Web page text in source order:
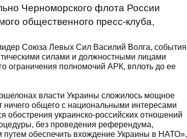
Черноморского флота России
общественного пресс-клуба,
Союза Левых Сил Василий Волга, события
силами и должностными лицами
ограничения полномочий АРК, вплоть до ее
власти Украины сложилось мощное
ничего общего с национальными интересами
украинско-российских отношений
без проведения референдума,
путем обеспечить вхождение Украины в НАТО»,